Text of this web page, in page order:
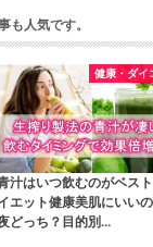
も人気です。
健康・ダイ
汁はいつ飲むのがベス
エット健康美肌にいい
どっち？目的別…